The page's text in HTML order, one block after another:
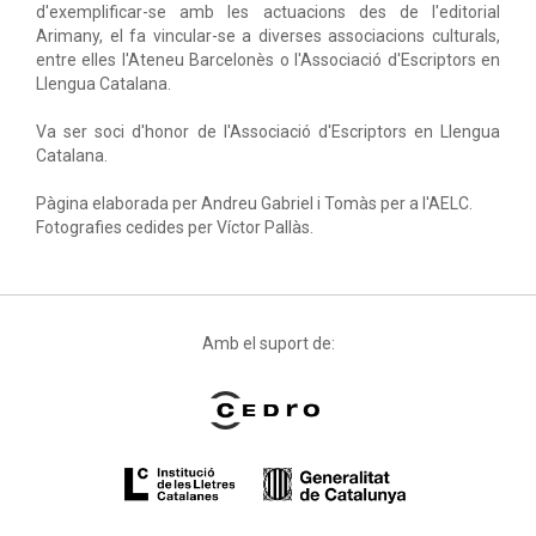
d'exemplificar-se amb les actuacions des de l'editorial
Arimany, el fa vincular-se a diverses associacions culturals,
entre elles l'Ateneu Barcelonès o l'Associació d'Escriptors en
Llengua Catalana.
Va ser soci d'honor de l'Associació d'Escriptors en Llengua
Catalana.
Pàgina elaborada per Andreu Gabriel i Tomàs per a l'AELC.
Fotografies cedides per Víctor Pallàs.
Amb el suport de: